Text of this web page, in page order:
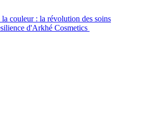
couleur : la révolution des soins
d'Arkhé Cosmetics